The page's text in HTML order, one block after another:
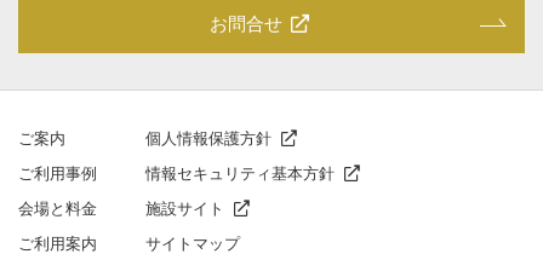
お問合せ
ご案内
ご利⽤事例
会場と料⾦
ご利⽤案内
個人情報保護方針
情報セキュリティ基本方針
施設サイト
サイトマップ